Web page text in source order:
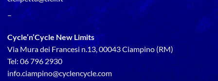
–
Cycle’n’Cycle New Limits
Via Mura dei Francesi n.13, 00043 Ciampino (RM)
Tel: 06 796 2930
info.ciampino@cyclencycle.com